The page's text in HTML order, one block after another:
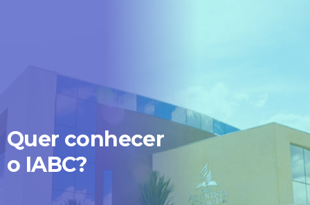
Quer conhecer
o IABC?